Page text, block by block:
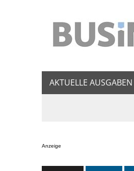
AKTUELLE AUSGABEN
Anzeige